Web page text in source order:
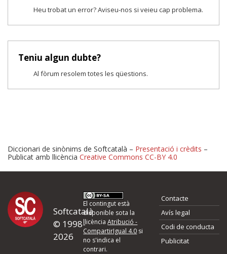
Heu trobat un error? Aviseu-nos si veieu cap problema.
Teniu algun dubte?
Al fòrum resolem totes les qüestions.
Proposeu-nos millores o
d'errors
Si heu trobat un error o voleu proposar alguna millora, ompliu els
quina és la millora que proposeu o l'error del qual voleu informar-
Diccionari de sinònims de Softcatalà – Presentació i crèdits –
Publicat amb llicència Creative Commons CC-BY 4.0
Softcatalà
© 1998-
2026
El contingut està
disponible sota la
llicènciaAtribució -
CompartirIgual 4.0 si
no s'indica el
contrari.
Contacte
Avís legal
Codi de conducta
Publicitat